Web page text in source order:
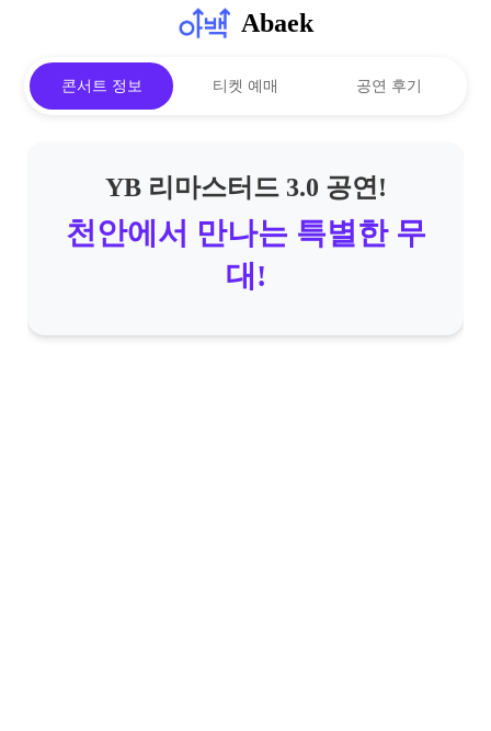
Abaek
콘서트 정보 티켓 예매 공연 후기
YB 리마스터드 3.0 공연!
천안에서 만나는 특별한 무
대!